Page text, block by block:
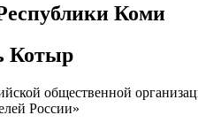
Коми
Котыр
общественной
России»